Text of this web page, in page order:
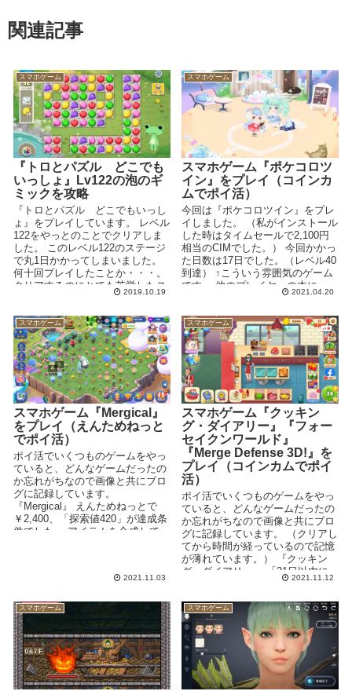
関連記事
スマホゲーム
『トロとパズル どこでも
いっしょ』Lv122の泡のギ
ミックを攻略
『トロとパズル どこでもいっし
ょ』をプレイしています。 レベル
122をやっとのことでクリアしま
した。 このレベル122のステージ
で丸1日かかってしまいました。
何十回プレイしたことか・・・。
クリアするのにとても苦労したス
2019.10.19
スマホゲーム
スマホゲーム『ポケコロツ
イン』をプレイ（コインカ
ムでポイ活）
今回は『ポケコロツイン』をプレ
イしました。 （私がインストール
した時はタイムセールで2,100円
相当のCIMでした。） 今回かかっ
た日数は17日でした。（レベル40
到達） ↑こういう雰囲気のゲーム
です。 他のプレイヤーの木に
2021.04.20
スマホゲーム
スマホゲーム『Mergical』
をプレイ（えんためねっと
でポイ活）
ポイ活でいくつものゲームをやっ
ていると、どんなゲームだったの
か忘れがちなので画像と共にブロ
グに記録しています。
『Mergical』 えんためねっとで
￥2,400、「探索値420」が達成条
件でした。 アイテムを合成して...
2021.11.03
スマホゲーム
スマホゲーム『クッキン
グ・ダイアリー』『フォー
セイクンワールド』
『Merge Defense 3D!』を
プレイ（コインカムでポイ
活）
ポイ活でいくつものゲームをやっ
ていると、どんなゲームだったの
か忘れがちなので画像と共にブロ
グに記録しています。 （クリアし
てから時間が経っているので記憶
が薄れています。） 『クッキン
グ・ダイアリー』 「21日以内に
2021.11.12
スマホゲーム スマホゲーム